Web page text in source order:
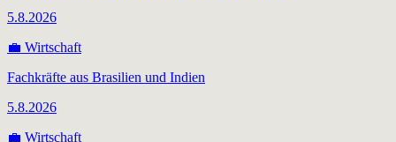
5.8.2026
💼 Wirtschaft
Fachkräfte aus Brasilien und Indien
5.8.2026
💼 Wirtschaft